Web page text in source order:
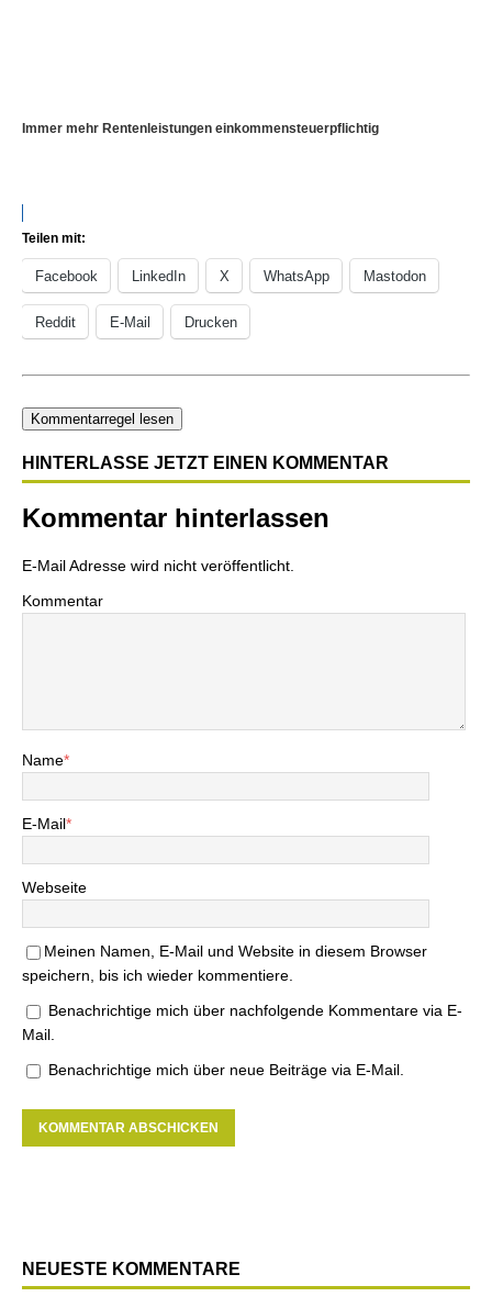
Immer mehr Rentenleistungen einkommensteuerpflichtig
Teilen mit:
Facebook LinkedIn X WhatsApp Mastodon
Reddit E-Mail Drucken
Kommentarregel lesen
HINTERLASSE JETZT EINEN KOMMENTAR
Kommentar hinterlassen
E-Mail Adresse wird nicht veröffentlicht.
Kommentar
Name*
E-Mail*
Webseite
Meinen Namen, E-Mail und Website in diesem Browser
speichern, bis ich wieder kommentiere.
Benachrichtige mich über nachfolgende Kommentare via E-
Mail.
Benachrichtige mich über neue Beiträge via E-Mail.
NEUESTE KOMMENTARE